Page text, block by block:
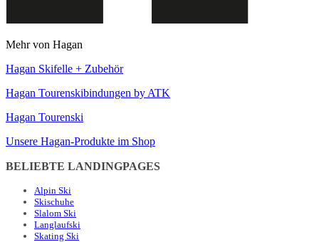
Mehr von Hagan
Hagan Skifelle + Zubehör
Hagan Tourenskibindungen by ATK
Hagan Tourenski
Unsere Hagan-Produkte im Shop
BELIEBTE LANDINGPAGES
Alpin Ski
Skischuhe
Slalom Ski
Langlaufski
Skating Ski